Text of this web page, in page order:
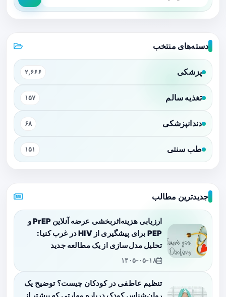
دسته‌های منتخب
پزشکی ۲,۶۶۶
تغذیه سالم ۱۵۷
دندانپزشکی ۶۸
طب سنتی ۱۵۱
جدیدترین مطالب
ارزیابی هزینه‌اثربخشی عرضه آنلاین PrEP و
PEP برای پیشگیری از HIV در غرب کنیا:
تحلیل مدل‌سازی از یک مطالعه جدید
۱۴۰۵-۰۵-۱۸
تنظیم عاطفی در کودکان چیست؟ توضیح یک